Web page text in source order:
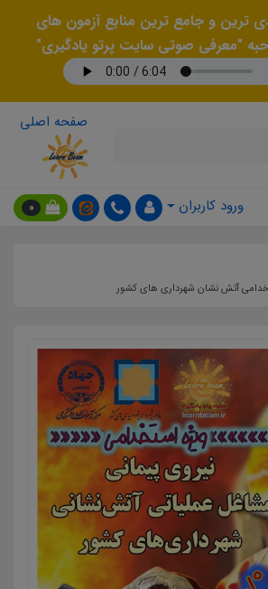
ترین و جامع ترین منابع آزمون های
"معرفی صوتی سایت پرتو یادگیری"
صفحه اصلی
ورود کاربران 0
آتش نشان شهرداری های کشور